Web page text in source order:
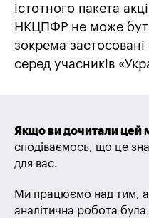
істотного пакета
НКЦПФР не може
зокрема застосовані
серед учасників
Якщо ви дочитали цей
сподіваємось, що це
для вас.
Ми працюємо над тим,
аналітична робота